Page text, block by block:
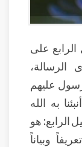
على
الرسالة،
عليهم
به الله
الرابع: هو
وبياناً